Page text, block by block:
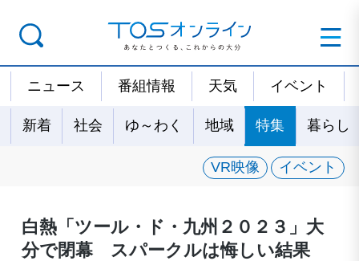
ニュース 番組情報 天気 イベント
新着 社会 ゆ～わく 地域 特集 暮らし
VR映像 イベント
白熱「ツール・ド・九州２０２３」大
分で閉幕 スパークルは悔しい結果